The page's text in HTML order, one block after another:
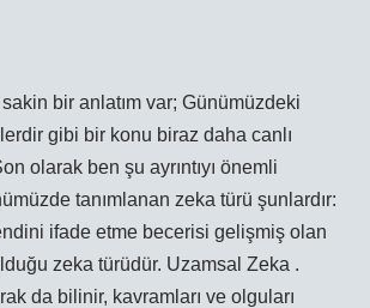
bir anlatım var; Günümüzdeki
gibi bir konu biraz daha canlı
olarak ben şu ayrıntıyı önemli
tanımlanan zeka türü şunlardır:
ifade etme becerisi gelişmiş olan
zeka türüdür. Uzamsal Zeka .
da bilinir, kavramları ve olguları